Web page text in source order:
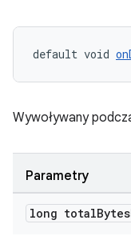
default void
Wywoływany
Parametry
long totalBytes